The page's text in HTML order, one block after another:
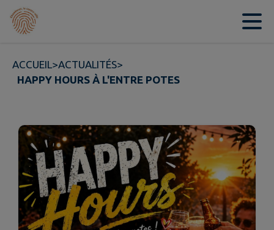
Contenu
ACCUEIL>ACTUALITÉS>
HAPPY HOURS À L'ENTRE POTES